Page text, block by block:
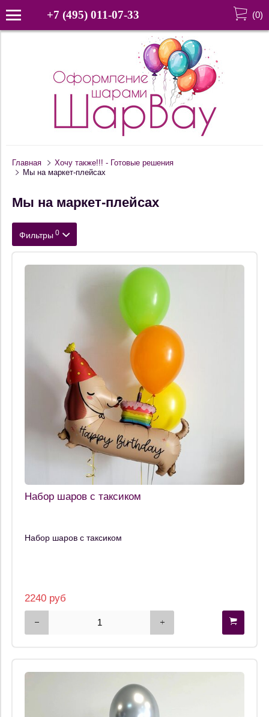
+7 (495) 011-07-33 (0)
Главная
Хочу также!!! - Готовые решения
Мы на маркет-плейсах
Мы на маркет-плейсах
Фильтры 0
Набор шаров с таксиком
Набор шаров с таксиком
2240 руб